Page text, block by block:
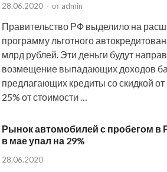
28.06.2020 - от admin
Правительство РФ выделило на
программу льготного
млрд рублей. Эти деньги будут
возмещение выпадающих доходов
предлагающих кредиты со скидкой от
25% от стоимости …
Рынок автомобилей с пробегом в
в мае упал на 29%
28.06.2020